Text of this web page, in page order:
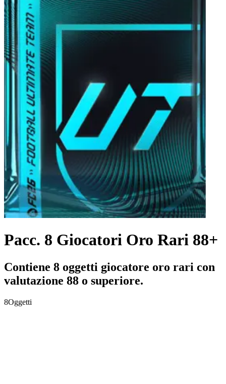
Pacc. 8 Giocatori Oro Rari 88+
Contiene 8 oggetti giocatore oro rari con
valutazione 88 o superiore.
8Oggetti